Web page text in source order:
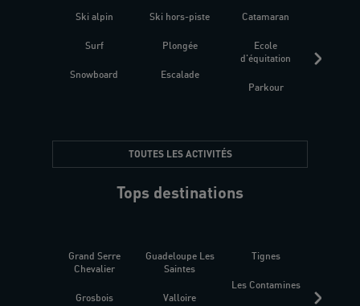
Ski alpin
Surf
Snowboard
Ski hors-piste
Plongée
Escalade
Catamaran
Ecole
d'équitation
Parkour
TOUTES LES ACTIVITÉS
Tops destinations
Grand Serre
Chevalier
Grosbois
Guadeloupe Les
Saintes
Valloire
Tignes
Les Contamines